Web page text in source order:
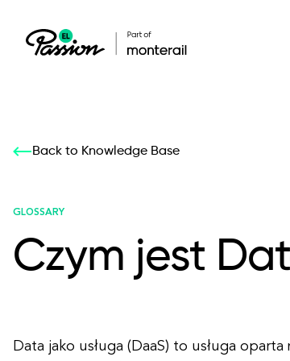
Our services: build,
All services
Our services: build,
Back to Knowledge Base
GLOSSARY
Czym jest
Data jako usługa (DaaS) to usługa